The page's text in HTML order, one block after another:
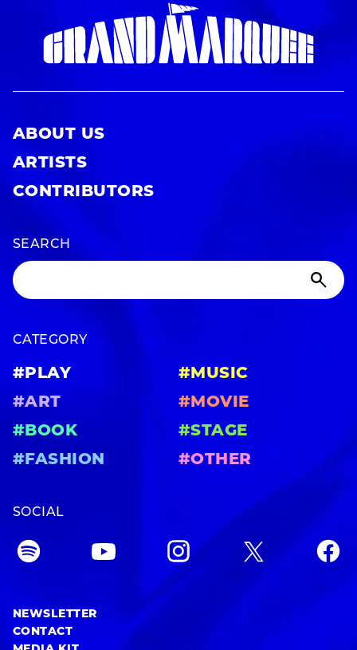
ABOUT US
ARTISTS
CONTRIBUTORS
SEARCH
CATEGORY
#PLAY
#MUSIC
#ART
#MOVIE
#BOOK
#STAGE
#FASHION
#OTHER
SOCIAL
NEWSLETTER
CONTACT